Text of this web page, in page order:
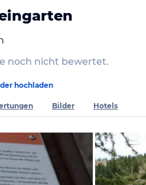
noch nicht bewertet.
hochladen
Bilder Hotels